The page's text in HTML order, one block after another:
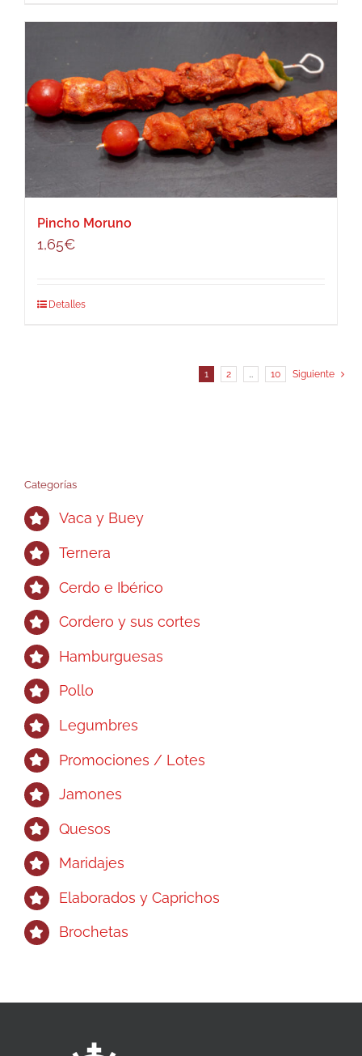
Pincho Moruno
1,65€
Detalles
1 2 10 Siguiente
Categorías
Vaca y Buey
Ternera
Cerdo e Ibérico
Cordero y sus cortes
Hamburguesas
Pollo
Legumbres
Promociones / Lotes
Jamones
Quesos
Maridajes
Elaborados y Caprichos
Brochetas